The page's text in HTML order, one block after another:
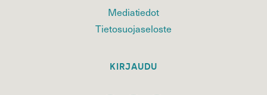
Mediatiedot
Tietosuojaseloste
KIRJAUDU